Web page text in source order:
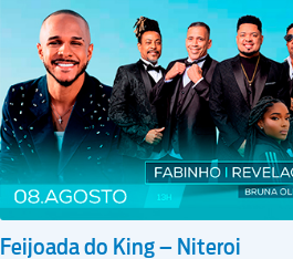
Feijoada do King – Niteroi